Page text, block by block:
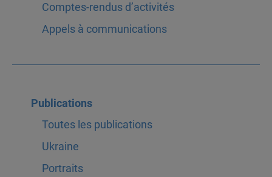
Comptes-rendus d’activités
Appels à communications
Publications
Toutes les publications
Ukraine
Portraits